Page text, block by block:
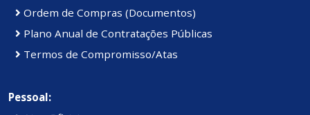
Ordem de Compras (Documentos)
Plano Anual de Contratações Públicas
Termos de Compromisso/Atas
Pessoal: